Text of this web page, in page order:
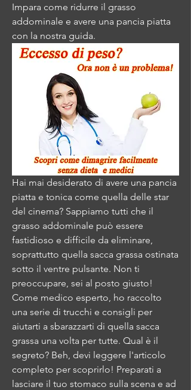
Impara come ridurre il grasso
addominale e avere una pancia piatta
con la nostra guida.
Hai mai desiderato di avere una pancia
piatta e tonica come quella delle star
del cinema? Sappiamo tutti che il
grasso addominale può essere
fastidioso e difficile da eliminare,
soprattutto quella sacca grassa ostinata
sotto il ventre pulsante. Non ti
preoccupare, sei al posto giusto!
Come medico esperto, ho raccolto
una serie di trucchi e consigli per
aiutarti a sbarazzarti di quella sacca
grassa una volta per tutte. Qual è il
segreto? Beh, devi leggere l'articolo
completo per scoprirlo! Preparati a
lasciare il tuo stomaco sulla scena e ad